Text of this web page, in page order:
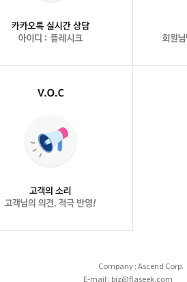
Company : Ascend Corp.
E-mail : biz@flaseek.com